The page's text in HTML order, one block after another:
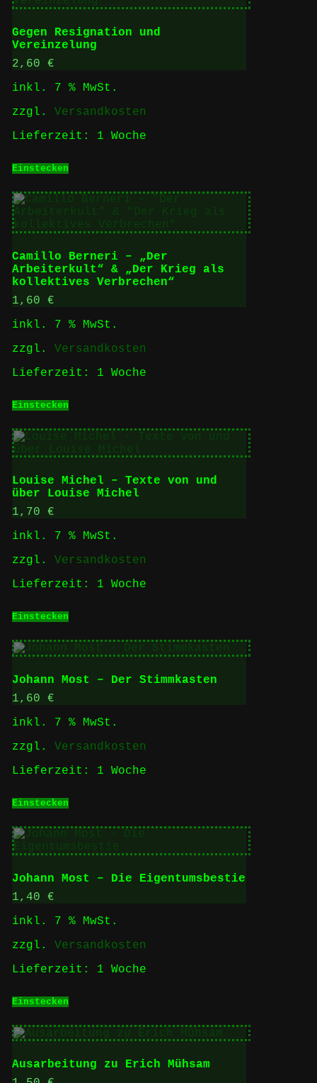
Gegen Resignation und
Vereinzelung
2,60 €
inkl. 7 % MwSt.
zzgl. Versandkosten
Lieferzeit: 1 Woche
Einstecken
Camillo Berneri – „Der
Arbeiterkult“ & „Der Krieg als
kollektives Verbrechen“
1,60 €
inkl. 7 % MwSt.
zzgl. Versandkosten
Lieferzeit: 1 Woche
Einstecken
Louise Michel – Texte von und
über Louise Michel
1,70 €
inkl. 7 % MwSt.
zzgl. Versandkosten
Lieferzeit: 1 Woche
Einstecken
Johann Most – Der Stimmkasten
1,60 €
inkl. 7 % MwSt.
zzgl. Versandkosten
Lieferzeit: 1 Woche
Einstecken
Johann Most – Die Eigentumsbestie
1,40 €
inkl. 7 % MwSt.
zzgl. Versandkosten
Lieferzeit: 1 Woche
Einstecken
Ausarbeitung zu Erich Mühsam